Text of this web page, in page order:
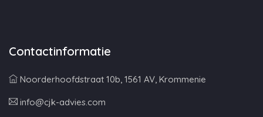
Contactinformatie
Noorderhoofdstraat 10b, 1561 AV, Krommenie
info@cjk-advies.com